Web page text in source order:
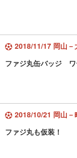
2018/11/17 岡山－
ファジ丸缶バッジ ワ
2018/10/21 岡山－
ファジ丸も仮装！